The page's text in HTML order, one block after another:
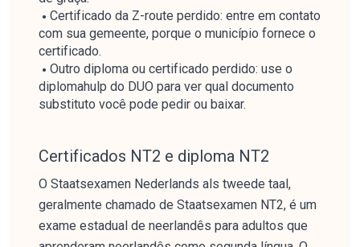
Certificado da Z-route perdido: entre em contato
com sua gemeente, porque o município fornece o
certificado.
Outro diploma ou certificado perdido: use o
diplomahulp do DUO para ver qual documento
substituto você pode pedir ou baixar.
Certificados NT2 e diploma NT2
O Staatsexamen Nederlands als tweede taal,
geralmente chamado de Staatsexamen NT2, é um
exame estadual de neerlandês para adultos que